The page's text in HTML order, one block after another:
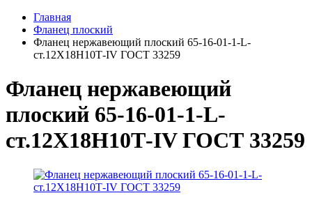
Главная
Фланец плоский
Фланец нержавеющий плоский 65-16-01-1-L-
ст.12Х18Н10Т-IV ГОСТ 33259
Фланец нержавеющий
плоский 65-16-01-1-L-
ст.12Х18Н10Т-IV ГОСТ 33259